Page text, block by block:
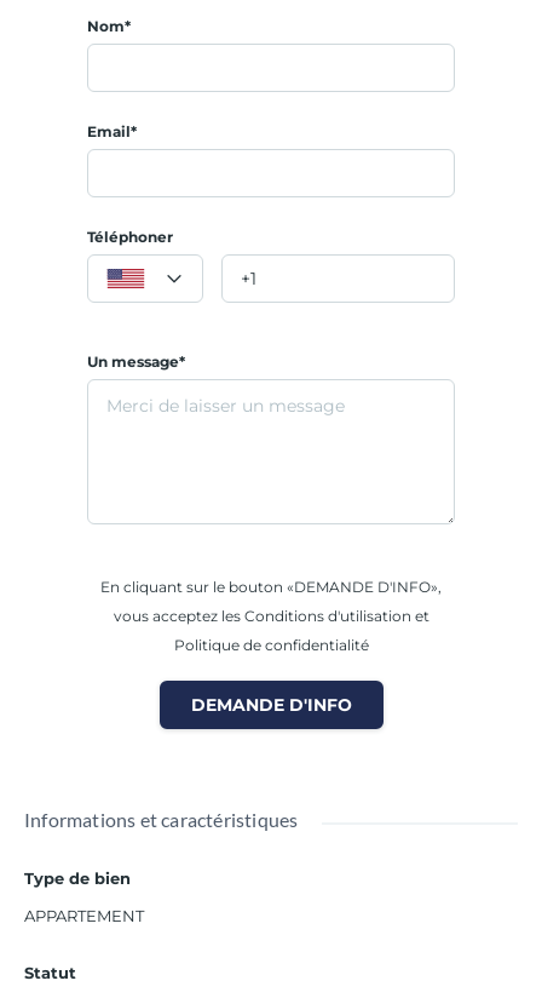
Nom*
Email*
Téléphoner
Un message*
En cliquant sur le bouton «DEMANDE D'INFO»,
vous acceptez les Conditions d'utilisation et
Politique de confidentialité
DEMANDE D'INFO
Informations et caractéristiques
Type de bien
APPARTEMENT
Statut